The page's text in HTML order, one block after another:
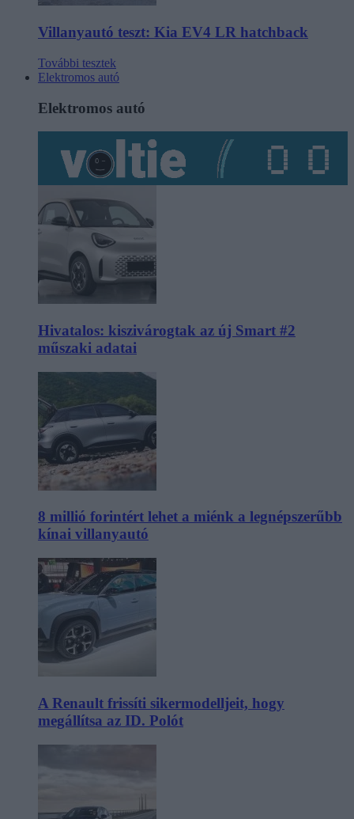
Villanyautó teszt: Kia EV4 LR hatchback
További tesztek
Elektromos autó
Elektromos autó
Hivatalos: kiszivárogtak az új Smart #2
műszaki adatai
8 millió forintért lehet a miénk a legnépszerűbb
kínai villanyautó
A Renault frissíti sikermodelljeit, hogy
megállítsa az ID. Polót